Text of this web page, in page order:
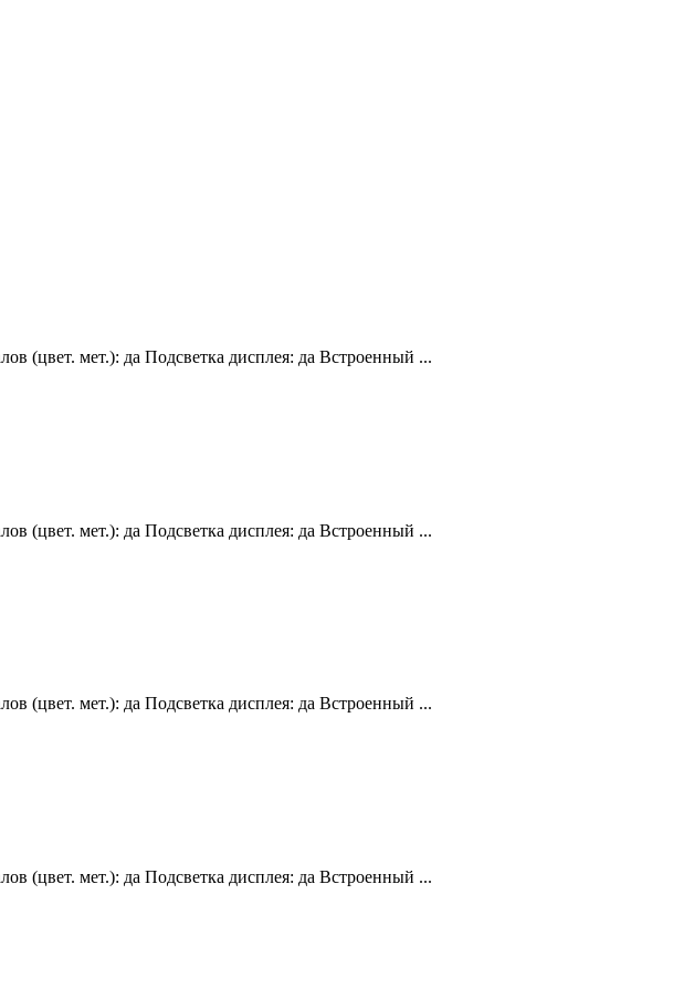
(цвет. мет.): да Подсветка дисплея: да Встроенный ...
(цвет. мет.): да Подсветка дисплея: да Встроенный ...
(цвет. мет.): да Подсветка дисплея: да Встроенный ...
(цвет. мет.): да Подсветка дисплея: да Встроенный ...